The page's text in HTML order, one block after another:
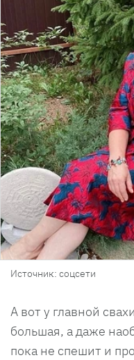
Источник: соцсети
А вот у главной
большая, а даже
пока не спешит и